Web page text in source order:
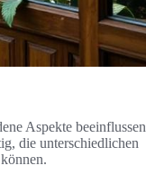
Aspekte beeinflussen
die unterschiedlichen